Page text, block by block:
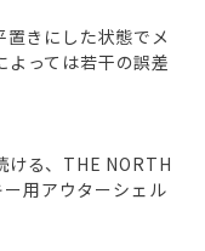
きにした状態でメ
よっては若干の誤差
ける、THE NORTH
ー用アウターシェル